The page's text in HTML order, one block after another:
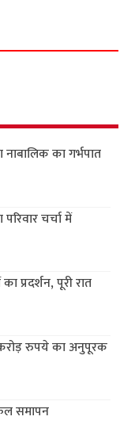
का गर्भपात
चर्चा में
प्रदर्शन, पूरी रात
रुपये का अनुपूरक
समापन